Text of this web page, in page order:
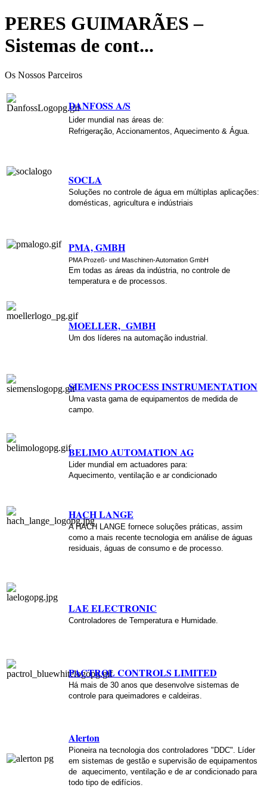
PERES GUIMARÃES –
Sistemas de cont...
Os Nossos Parceiros
DANFOSS A/S
Lider mundial nas áreas de:
Refrigeração, Accionamentos, Aquecimento & Água.
SOCLA
Soluções no controle de água em múltiplas aplicações:
domésticas, agricultura e indústriais
PMA, GMBH
PMA Prozeß- und Maschinen-Automation GmbH
Em todas as áreas da indústria, no controle de
temperatura e de processos.
MOELLER, GMBH
Um dos líderes na automação industrial.
SIEMENS PROCESS INSTRUMENTATION
Uma vasta gama de equipamentos de medida de
campo
BELIMO AUTOMATION AG
Lider mundial em actuadores para:
Aquecimento, ventilação e ar condicionado
HACH LANGE
A HACH LANGE fornece soluções práticas, assim
como a mais recente tecnologia em análise de águas
residuais, águas de consumo e de processo.
LAE ELECTRONIC
Controladores de Temperatura e Humidade.
PACTROL CONTROLS LIMITED
Há mais de 30 anos que desenvolve sistemas de
controle para queimadores e caldeiras.
Alerton
Pioneira na tecnologia dos controladores "DDC". Líder
em sistemas de gestão e supervisão de equipamentos
de aquecimento, ventilação e de ar condicionado para
todo tipo de edifícios.